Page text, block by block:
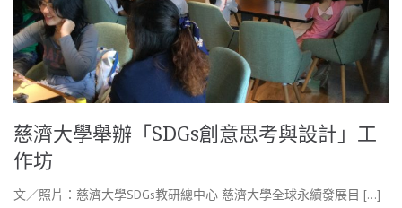
慈濟大學舉辦「SDGs創意思考與設計」工
作坊
文／照片：慈濟大學SDGs教研總中心 慈濟大學全球永續發展目 […]